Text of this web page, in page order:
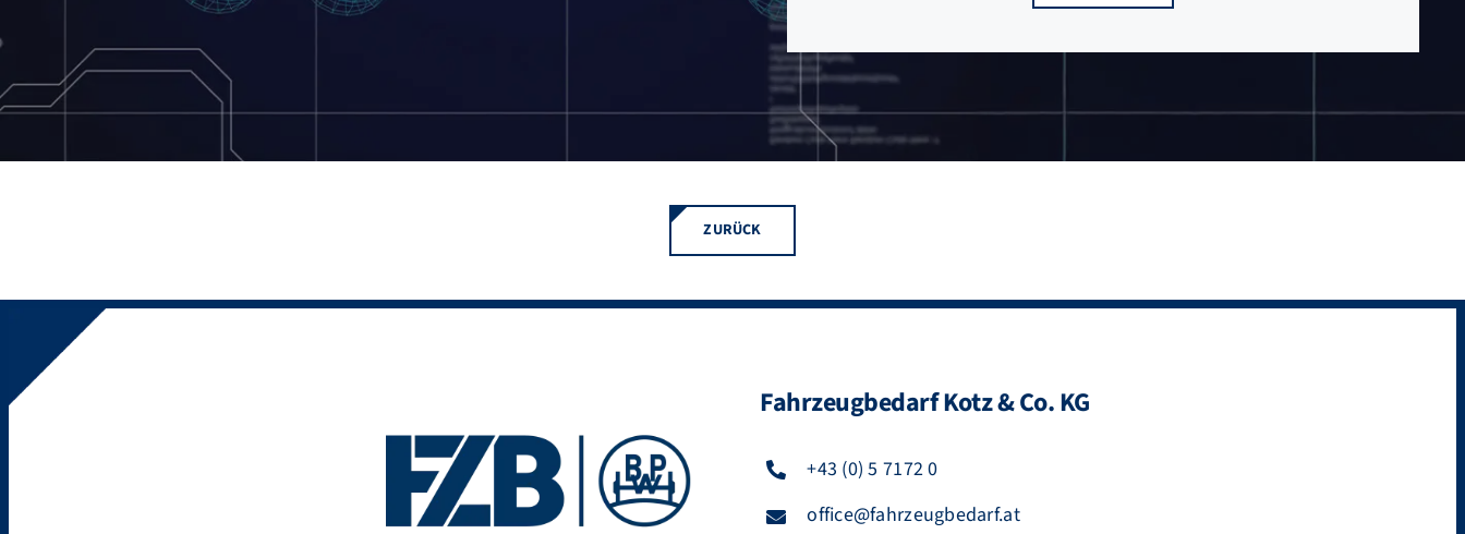
ZURÜCK
Fahrzeugbedarf Kotz & Co. KG
+43 (0) 5 7172 0
office@fahrzeugbedarf.at